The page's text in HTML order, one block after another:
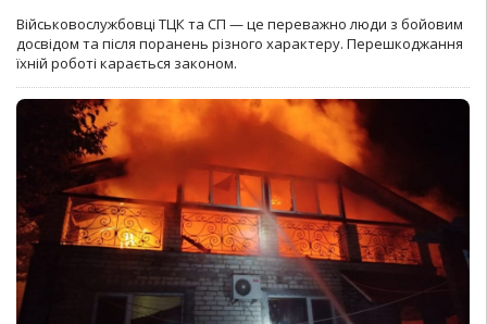
Військовослужбовці ТЦК та СП — це переважно люди з бойовим
досвідом та після поранень різного характеру. Перешкоджання
їхній роботі карається законом.